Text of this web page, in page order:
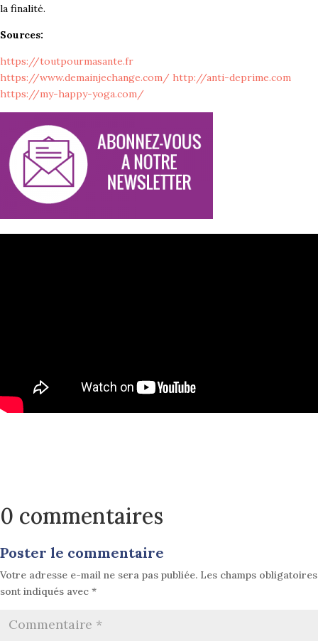
la finalité.
Sources:
https://toutpourmasante.fr
https://www.demainjechange.com/ http://anti-deprime.com
https://my-happy-yoga.com/
0 commentaires
Poster le commentaire
Votre adresse e-mail ne sera pas publiée. Les champs obligatoires
sont indiqués avec *